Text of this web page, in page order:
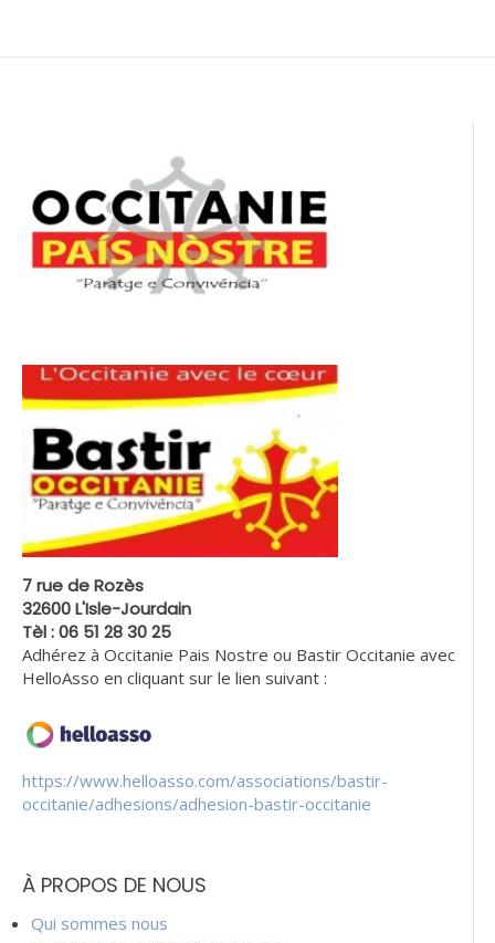
7 rue de Rozès
32600 L'Isle-Jourdain
Tèl : 06 51 28 30 25
Adhérez à Occitanie Pais Nostre ou Bastir Occitanie avec
HelloAsso en cliquant sur le lien suivant :
https://www.helloasso.com/associations/bastir-
occitanie/adhesions/adhesion-bastir-occitanie
À PROPOS DE NOUS
Qui sommes nous